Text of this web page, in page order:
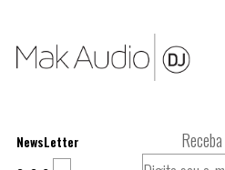
NewsLetter